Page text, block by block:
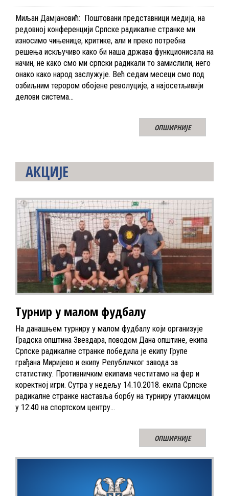
Миљан Дамјановић: Поштовани представници медија, на
редовној конференцији Српске радикалне странке ми
износимо чињенице, критике, али и преко потребна
решења искључиво како би наша држава функционисала на
начин, не како смо ми српски радикали то замислили, него
онако како народ заслужује. Већ седам месеци смо под
озбиљним терором обојене револуције, а најосетљивији
делови система…
ОПШИРНИЈЕ
АКЦИЈЕ
Турнир у малом фудбалу
На данашњем турниру у малом фудбалу који организује
Градска општина Звездара, поводом Дана општине, екипа
Српске радикалне странке победила је екипу Групе
грађана Миријево и екипу Републичког завода за
статистику. Противничким екипама честитамо на фер и
коректној игри. Сутра у недељу 14.10.2018. екипа Српске
радикалне странке наставља борбу на турниру утакмицом
у 12:40 на спортском центру…
ОПШИРНИЈЕ